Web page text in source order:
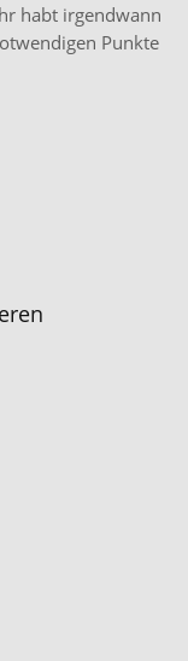
habt irgendwann
Punkte